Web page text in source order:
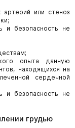
артерий или стеноз
и безопасность не
опыта данную
находящихся на
сердечной
и безопасность не
грудью